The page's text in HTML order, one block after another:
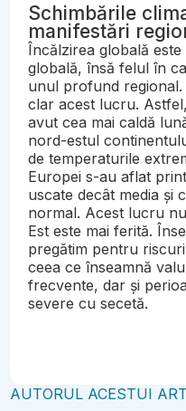
Schimbările
manifestări
Încălzirea globală
globală, însă felul în
unul profund
clar acest lucru.
avut cea mai caldă
nord-estul
de temperaturile
Europei s-au aflat
uscate decât media și
normal. Acest lucru
Est este mai ferită.
pregătim pentru
ceea ce înseamnă
frecvente, dar și
severe cu secetă.
AUTORUL ACESTUI